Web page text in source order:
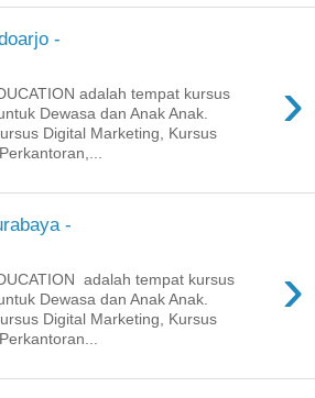
-
›
adalah tempat kursus
Dewasa dan Anak Anak.
Digital Marketing, Kursus
-
›
adalah tempat kursus
Dewasa dan Anak Anak.
Digital Marketing, Kursus